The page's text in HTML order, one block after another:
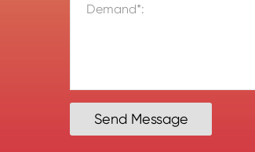
Send Message